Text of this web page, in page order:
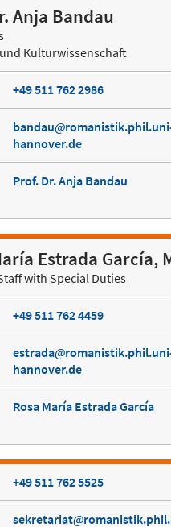
Anja Bandau
Kulturwissenschaft
+49 511 762 2986
bandau
hannover.de
Prof. Dr. Anja Bandau
Estrada García,
with Special Duties
+49 511 762 4459
estrada
hannover.de
Rosa María Estrada García
+49 511 762 5525
sekretariat